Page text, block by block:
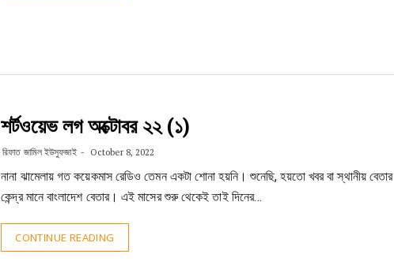
শর্টওয়েভ লগ অক্টোবর ২২ (১)
রিফাত জামিল ইউসুফজাই October 8, 2022
নানা ঝামেলায় গত কয়েকমাস রেডিও তেমন একটা শোনা হয়নি। শুনেছি, হয়তো খবর বা স্থানীয় বেতার
কেন্দ্র মানে বাংলাদেশ বেতার। এই মাসের শুরু থেকেই তাই দিনের…
CONTINUE READING